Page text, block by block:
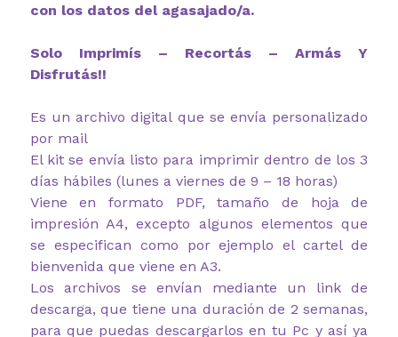
con los datos del agasajado/a.
Solo Imprimís – Recortás – Armás Y
Disfrutás!!
Es un archivo digital que se envía personalizado
por mail
El kit se envía listo para imprimir dentro de los 3
días hábiles (lunes a viernes de 9 – 18 horas)
Viene en formato PDF, tamaño de hoja de
impresión A4, excepto algunos elementos que
se especifican como por ejemplo el cartel de
bienvenida que viene en A3.
Los archivos se envían mediante un link de
descarga, que tiene una duración de 2 semanas,
para que puedas descargarlos en tu Pc y así ya